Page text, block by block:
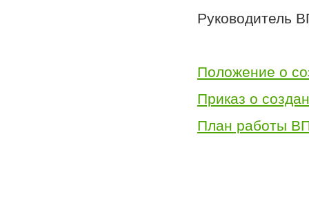
Руководитель
Положение о
Приказ о
План работы